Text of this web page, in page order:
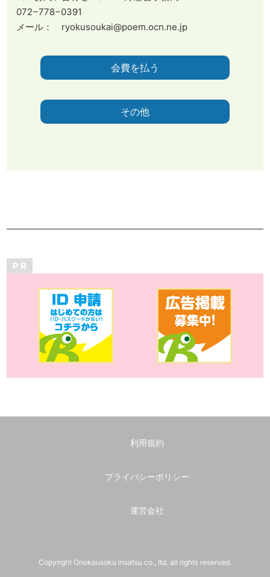
072−778−0391
メール： ryokusoukai@poem.ocn.ne.jp
会費を払う
その他
P R
利用規約
プライバシーポリシー
運営会社
Copyright Onokousoku insatsu co., ltd. all rights reserved.